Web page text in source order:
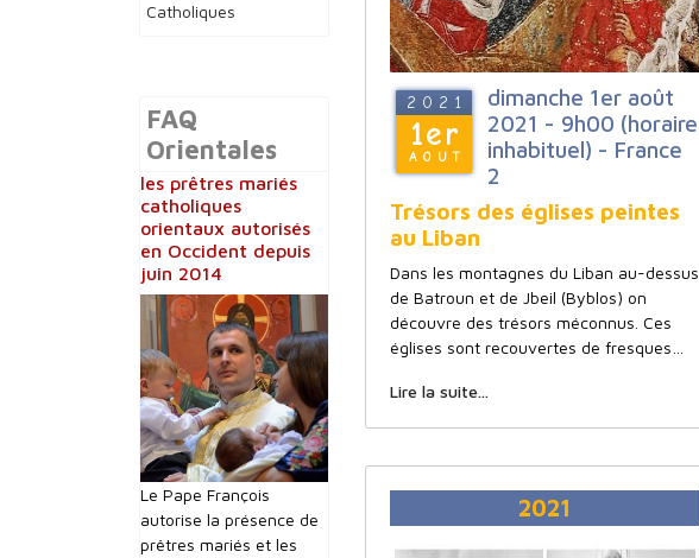
Catholiques
FAQ
Orientales
les prêtres mariés
catholiques
orientaux autorisés
en Occident depuis
juin 2014
Le Pape François
autorise la présence de
prêtres mariés et les
2021
1er
AOUT
dimanche 1er août
2021 - 9h00 (horaire
inhabituel) - France
2
Trésors des églises peintes
au Liban
Dans les montagnes du Liban au-dessus
de Batroun et de Jbeil (Byblos) on
découvre des trésors méconnus. Ces
églises sont recouvertes de fresques…
Lire la suite...
2021